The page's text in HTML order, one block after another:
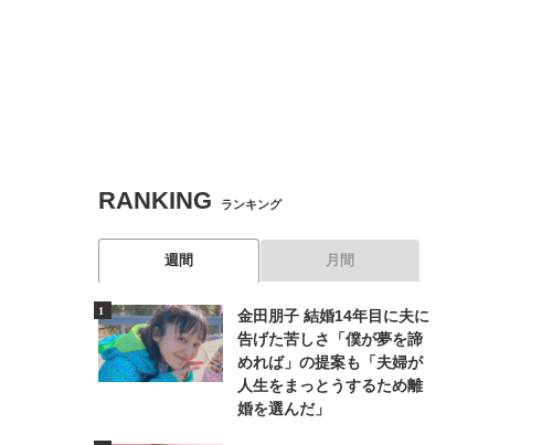
RANKING ランキング
週間 月間
金田朋子 結婚14年目に夫に
告げた苦しさ「僕が夢を諦
めれば」の提案も「夫婦が
人生をまっとうするため離
婚を選んだ」